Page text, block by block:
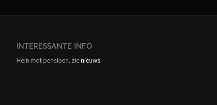
INTERESSANTE INFO
Hein met pensioen, zienieuws